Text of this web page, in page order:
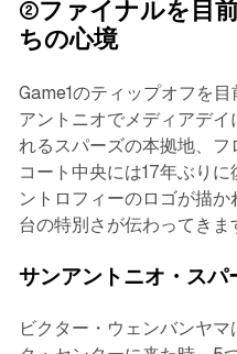
②ファイナルを目
ちの心境
Game1のティップオフを
アントニオでメディアデイ
れるスパーズの本拠地、
コート中央には17年ぶり
ントロフィーのロゴが描
台の特別さが伝わってきま
サンアントニオ・スパ
ビクター・ウェンバンヤマ